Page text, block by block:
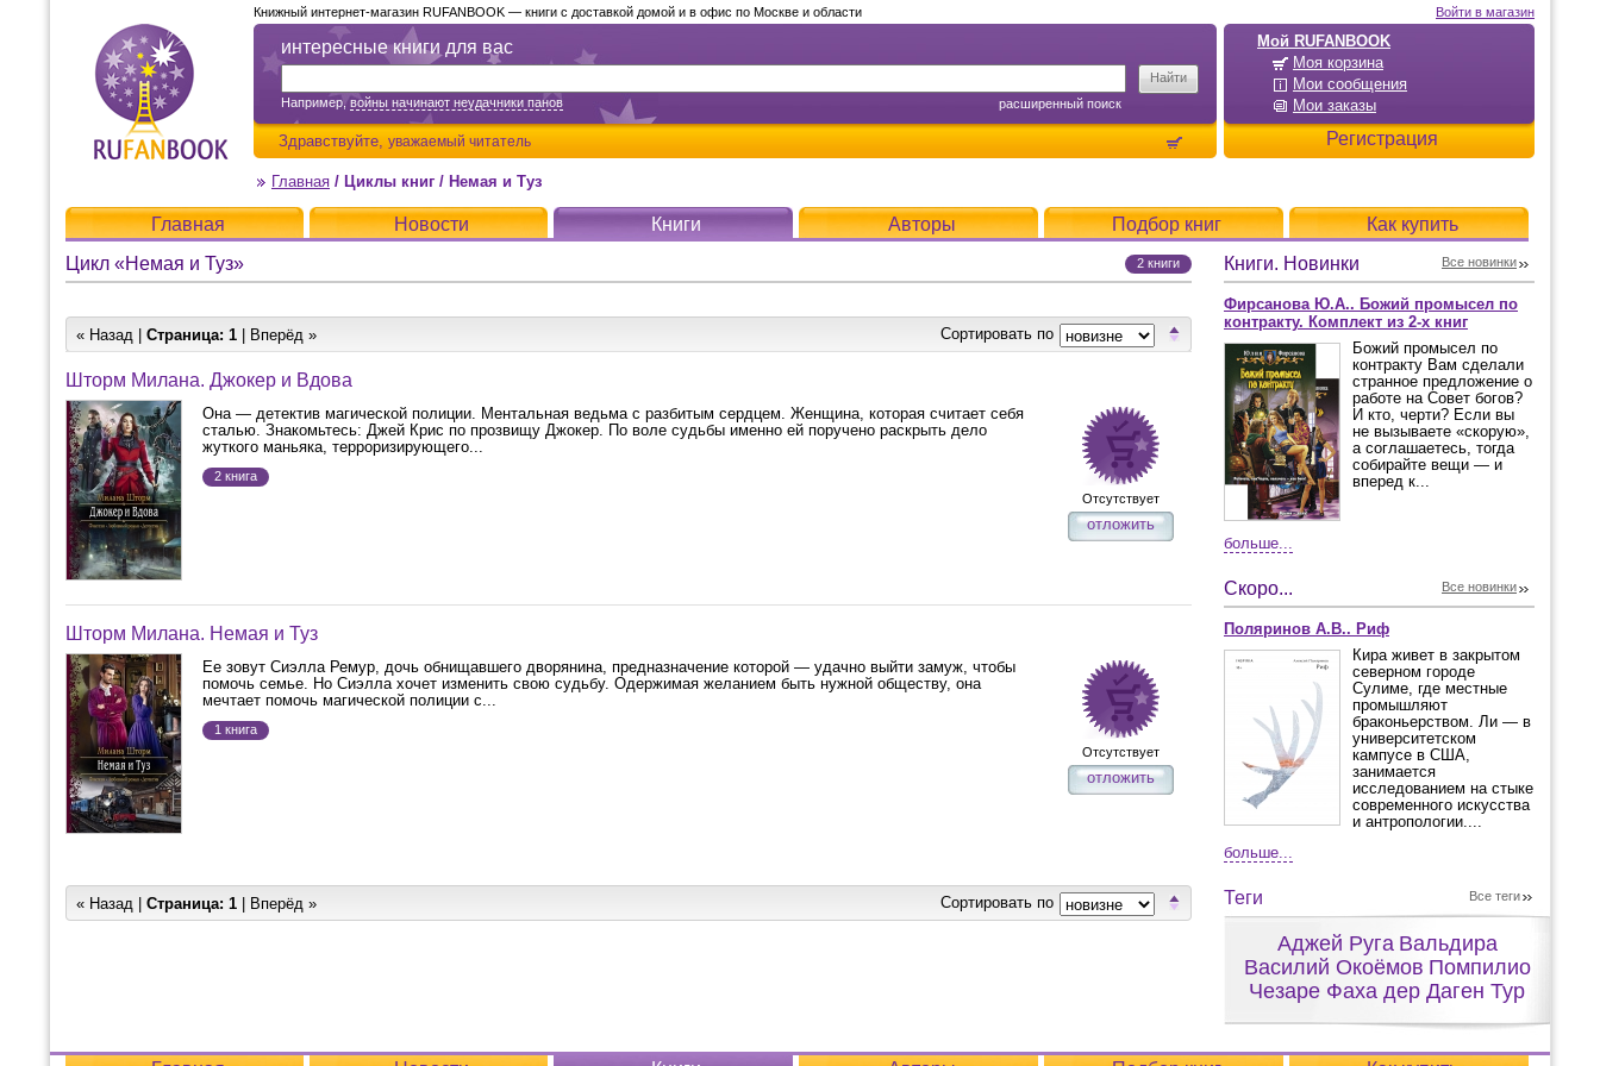
Мой RUFANBOOK
Моя корзина
Мои сообщения
Мои заказы
Регистрация
Войти в магазин
интересные книги для вас
Например,войны начинают неудачники панов расширенный поиск
Здравствуйте, уважаемый читатель
Книжный интернет-магазин RUFANBOOK — книги с доставкой домой и в офис по Москве и области
Главная / Циклы книг / Немая и Туз
Главная Новости Книги Авторы Подбор книг
Как купить
Цикл «Немая и Туз»
2 книги
« Назад | Страница: 1 | Вперёд » Сортировать по
Шторм Милана. Джокер и Вдова
Она — детектив магической полиции. Ментальная ведьма с разбитым сердцем. Женщина, которая считает себя
сталью. Знакомьтесь: Джей Крис по прозвищу Джокер. По воле судьбы именно ей поручено раскрыть дело
жуткого маньяка, терроризирующего...
2 книга
Отсутствует
отложить
Шторм Милана. Немая и Туз
Ее зовут Сиэлла Ремур, дочь обнищавшего дворянина, предназначение которой — удачно выйти замуж, чтобы
помочь семье. Но Сиэлла хочет изменить свою судьбу. Одержимая желанием быть нужной обществу, она
мечтает помочь магической полиции с...
1 книга
Отсутствует
отложить
« Назад | Страница: 1 | Вперёд » Сортировать по
Книги. Новинки Все новинки
Фирсанова Ю.А.. Божий промысел по
контракту. Комплект из 2-х книг
Божий промысел по
контракту Вам сделали
странное предложение о
работе на Совет богов?
И кто, черти? Если вы
не вызываете «скорую»,
а соглашаетесь, тогда
собирайте вещи — и
вперед к...
больше...
Скоро... Все новинки
Поляринов А.В.. Риф
Кира живет в закрытом
северном городе
Сулиме, где местные
промышляют
браконьерством. Ли — в
университетском
кампусе в США,
занимается
исследованием на стыке
современного искусства
и антропологии....
больше...
Теги Все теги
Аджей Руга Вальдира
Василий Окоёмов Помпилио
Чезаре Фаха дер Даген Тур